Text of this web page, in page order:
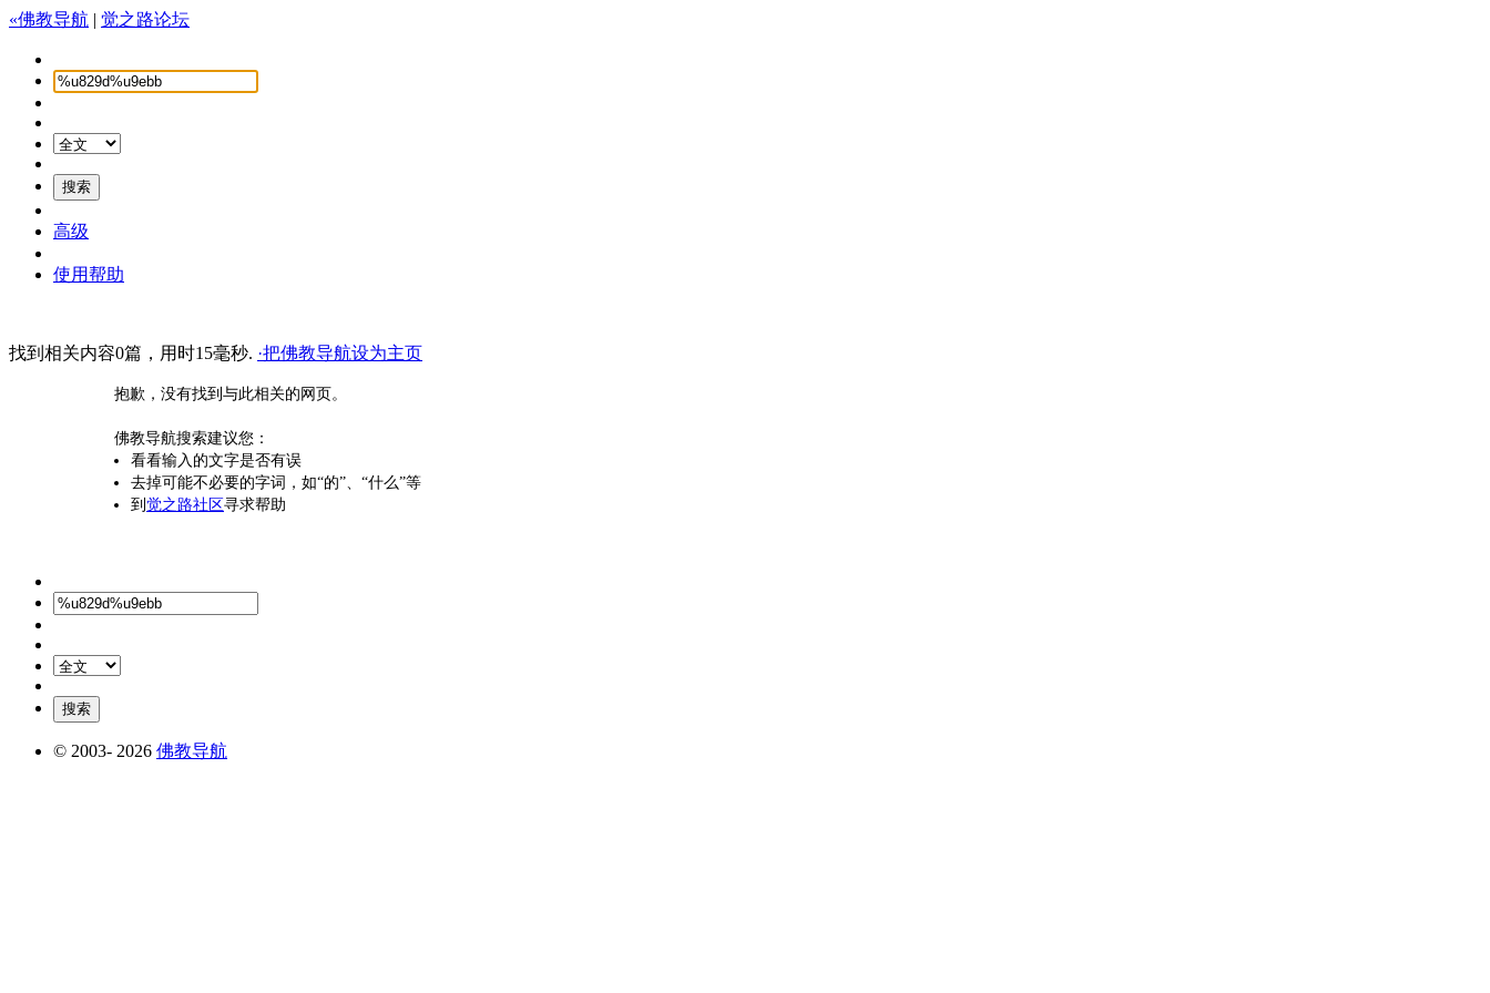
«佛教导航 | 觉之路论坛
高级
使用帮助
找到相关内容0篇，用时15毫秒. ·把佛教导航设为主页
抱歉，没有找到与此相关的网页。
佛教导航搜索建议您：
看看输入的文字是否有误
去掉可能不必要的字词，如“的”、“什么”等
到 觉之路社区寻求帮助
© 2003- 2026 佛教导航